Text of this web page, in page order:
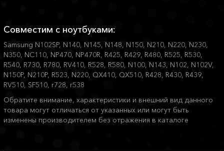
Совместим с ноутбуками:
Samsung N102SP, N140, N145, N148, N150, N210, N220, N230,
N350, NC110, NP470, NP470R, R425, R429, R480, R525, R530,
R540, R730, R780, RV410, R528, R580, N100, N143, N102, N102V,
N150P, N210P, R523, N220, QX410, QX510, R428, R430, R439,
RV510, SF510, r728, r538
Обратите внимание, характеристики и внешний вид данного
товара могут отличаться от указанных или могут быть
изменены производителем без отражения в каталоге